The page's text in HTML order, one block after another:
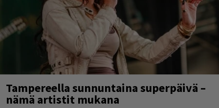
Tampereella sunnuntaina superpäivä –
nämä artistit mukana